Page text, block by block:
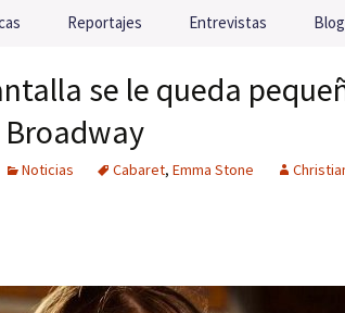
Reportajes Entrevistas
se le queda
Noticias Cabaret, Emma Stone